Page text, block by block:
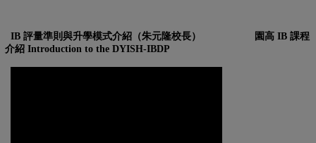
IB 評量準則與升學模式介紹（朱元隆校長）
園高 IB 課程
介紹 Introduction to the DYISH-IBDP